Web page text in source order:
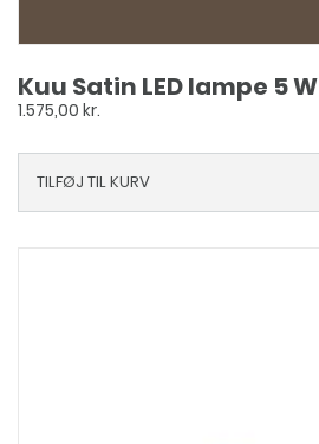
Kuu Satin LED lampe 5 W
1.575,00 kr.
TILFØJ TIL KURV